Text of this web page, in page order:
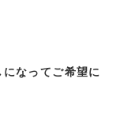
なってご希望に